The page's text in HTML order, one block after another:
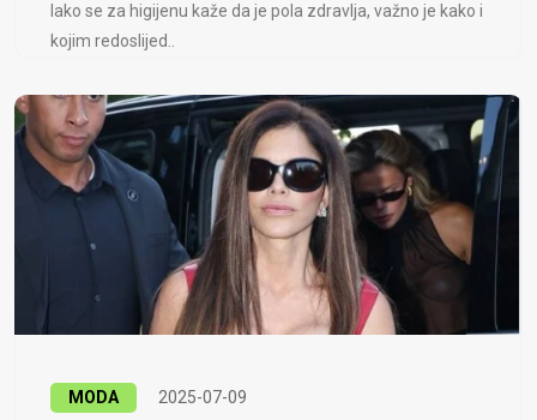
Iako se za higijenu kaže da je pola zdravlja, važno je kako i
kojim redoslijed..
MODA 2025-07-09